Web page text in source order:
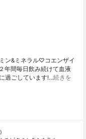
ン&ミネラル♡コエンザイ
年間毎日飲み続けて血液
過ごしています!…続きを